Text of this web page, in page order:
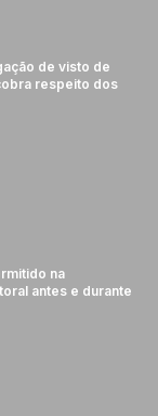
de visto de
respeito dos
na
antes e durante